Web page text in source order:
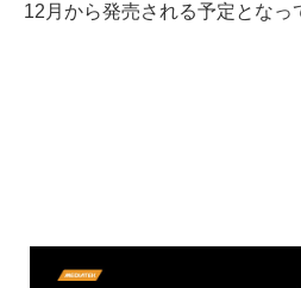
12月から発売される予定となっ